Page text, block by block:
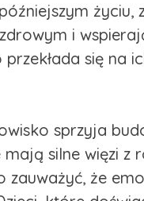
życiu,
i
się na
sprzyja
silne więzi z
zauważyć, że